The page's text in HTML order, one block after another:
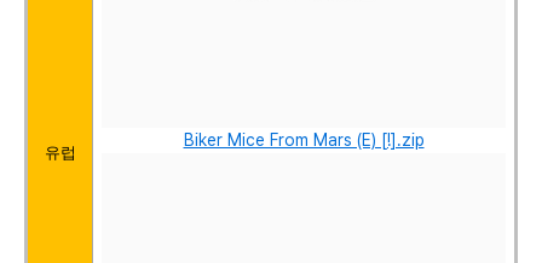
유럽
Biker Mice From Mars (E) [!].zip